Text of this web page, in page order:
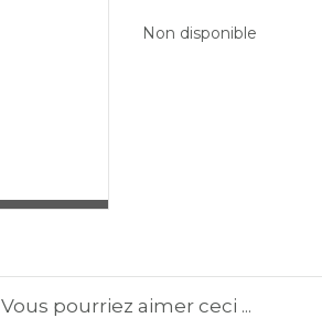
Non disponible
Vous pourriez aimer ceci ...